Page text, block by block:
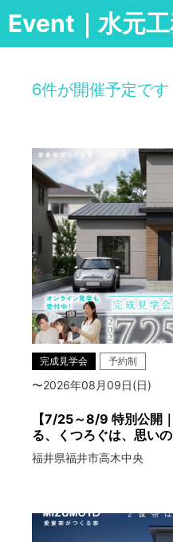
Event｜水元
6件が開催予定です
完成見学会 予約制
〜2026年08月09日(日)
【7/25～8/9 特別公開
る、くつろぐは、思いの
福井県福井市高木中央